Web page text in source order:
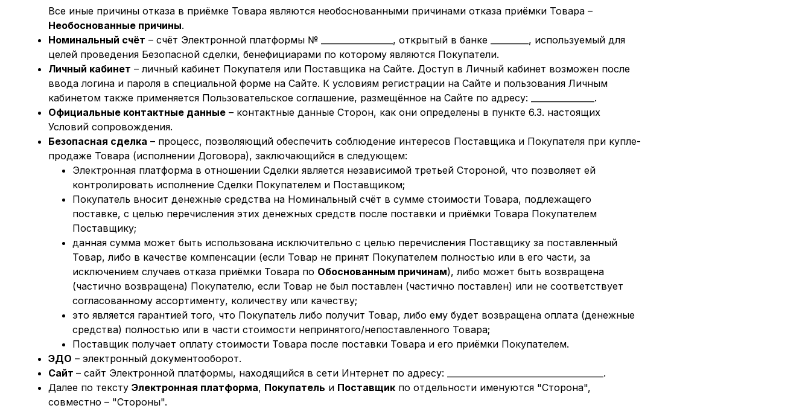
Все иные причины отказа в приёмке Товара являются необоснованными причинами отказа приёмки Товара –
Необоснованные причины.
Номинальный счёт – счёт Электронной платформы № _________________, открытый в банке _________, используемый для
целей проведения Безопасной сделки, бенефициарами по которому являются Покупатели.
Личный кабинет – личный кабинет Покупателя или Поставщика на Сайте. Доступ в Личный кабинет возможен после
ввода логина и пароля в специальной форме на Сайте. К условиям регистрации на Сайте и пользования Личным
кабинетом также применяется Пользовательское соглашение, размещённое на Сайте по адресу: _______________.
Официальные контактные данные – контактные данные Сторон, как они определены в пункте 6.3. настоящих
Условий сопровождения.
Безопасная сделка – процесс, позволяющий обеспечить соблюдение интересов Поставщика и Покупателя при купле-
продаже Товара (исполнении Договора), заключающийся в следующем:
Электронная платформа в отношении Сделки является независимой третьей Стороной, что позволяет ей
контролировать исполнение Сделки Покупателем и Поставщиком;
Покупатель вносит денежные средства на Номинальный счёт в сумме стоимости Товара, подлежащего
поставке, с целью перечисления этих денежных средств после поставки и приёмки Товара Покупателем
Поставщику;
данная сумма может быть использована исключительно с целью перечисления Поставщику за поставленный
Товар, либо в качестве компенсации (если Товар не принят Покупателем полностью или в его части, за
исключением случаев отказа приёмки Товара по Обоснованным причинам), либо может быть возвращена
(частично возвращена) Покупателю, если Товар не был поставлен (частично поставлен) или не соответствует
согласованному ассортименту, количеству или качеству;
это является гарантией того, что Покупатель либо получит Товар, либо ему будет возвращена оплата (денежные
средства) полностью или в части стоимости непринятого/непоставленного Товара;
Поставщик получает оплату стоимости Товара после поставки Товара и его приёмки Покупателем.
ЭДО – электронный документооборот.
Сайт – сайт Электронной платформы, находящийся в сети Интернет по адресу: _____________________________________.
Далее по тексту Электронная платформа, Покупатель и Поставщик по отдельности именуются "Сторона",
совместно – "Стороны".